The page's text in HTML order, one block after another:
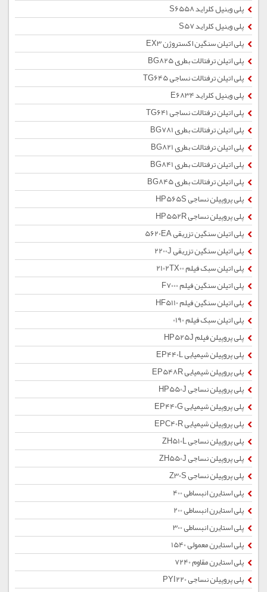
پلی وینیل کلراید S6558
پلی وینیل کلراید S57
پلی اتیلن سنگین اکستروژن EX3
پلی اتیلن ترفتالات بطری BG825
پلی اتیلن ترفتالات نساجی TG645
پلی وینیل کلراید E6834
پلی اتیلن ترفتالات نساجی TG641
پلی اتیلن ترفتالات بطری BG781
پلی اتیلن ترفتالات بطری BG821
پلی اتیلن ترفتالات بطری BG841
پلی اتیلن ترفتالات بطری BG845
پلی پروپیلن نساجی HP565S
پلی پروپیلن نساجی HP552R
پلی اتیلن سنگین تزریقی 5620EA
پلی اتیلن سنگین تزریقی 2200J
پلی اتیلن سبک فیلم 2102TX00
پلی اتیلن سنگین فیلم F7000
پلی اتیلن سنگین فیلم HF5110
پلی اتیلن سبک فیلم 0190
پلی پروپیلن فیلم HP525J
پلی پروپیلن شیمیایی EP440L
پلی پروپیلن شیمیایی EP548R
پلی پروپیلن نساجی HP550J
پلی پروپیلن شیمیایی EP440G
پلی پروپیلن شیمیایی EPC40R
پلی پروپیلن نساجی ZH510L
پلی پروپیلن نساجی ZH550J
پلی پروپیلن نساجی Z30S
پلی استایرن انبساطی 400
پلی استایرن انبساطی 200
پلی استایرن انبساطی 300
پلی استایرن معمولی 1540
پلی استایرن مقاوم 7240
پلی پروپیلن نساجی PYI220